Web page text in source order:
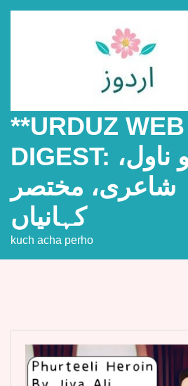
**URDUZ WEB
DIGEST: اردو ناول،
شاعری، مختصر
کہانیاں
kuch acha perho